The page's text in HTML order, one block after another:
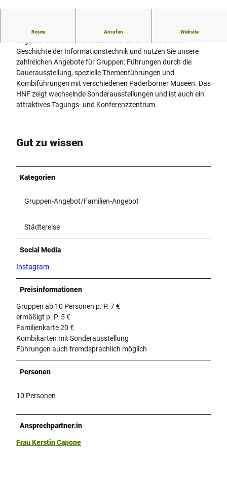
Route Anrufen Website
Weltgrößtes Computermuseum in Paderborn
Geschichte der Informationstechnik und nutzen Sie unsere
zahlreichen Angebote für Gruppen: Führungen durch die
Dauerausstellung, spezielle Themenführungen und
Kombiführungen mit verschiedenen Paderborner Museen. Das
HNF zeigt wechselnde Sonderausstellungen und ist auch ein
attraktives Tagungs- und Konferenzzentrum.
Gut zu wissen
Kategorien
Gruppen-Angebot/Familien-Angebot
Städtereise
Social Media
Instagram
Preisinformationen
Gruppen ab 10 Personen p. P. 7 €
ermäßigt p. P. 5 €
Familienkarte 20 €
Kombikarten mit Sonderausstellung
Führungen auch fremdsprachlich möglich
Personen
10 Personen
Ansprechpartner:in
Frau Kerstin Capone